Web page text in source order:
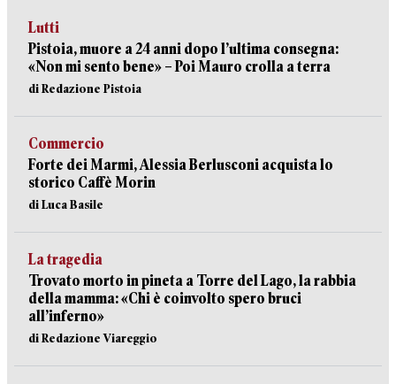
Lutti
Pistoia, muore a 24 anni dopo l’ultima consegna:
«Non mi sento bene» – Poi Mauro crolla a terra
di Redazione Pistoia
Commercio
Forte dei Marmi, Alessia Berlusconi acquista lo
storico Caffè Morin
di Luca Basile
La tragedia
Trovato morto in pineta a Torre del Lago, la rabbia
della mamma: «Chi è coinvolto spero bruci
all’inferno»
di Redazione Viareggio